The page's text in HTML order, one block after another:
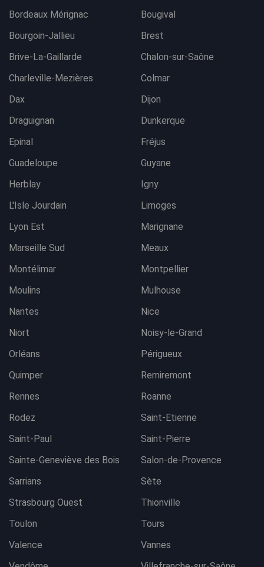
Bordeaux Mérignac
Bougival
Bourgoin-Jallieu
Brest
Brive-La-Gaillarde
Chalon-sur-Saône
Charleville-Mezières
Colmar
Dax
Dijon
Draguignan
Dunkerque
Epinal
Fréjus
Guadeloupe
Guyane
Herblay
Igny
L'Isle Jourdain
Limoges
Lyon Est
Marignane
Marseille Sud
Meaux
Montélimar
Montpellier
Moulins
Mulhouse
Nantes
Nice
Niort
Noisy-le-Grand
Orléans
Périgueux
Quimper
Remiremont
Rennes
Roanne
Rodez
Saint-Etienne
Saint-Paul
Saint-Pierre
Sainte-Geneviève des Bois
Salon-de-Provence
Sarrians
Sète
Strasbourg Ouest
Thionville
Toulon
Tours
Valence
Vannes